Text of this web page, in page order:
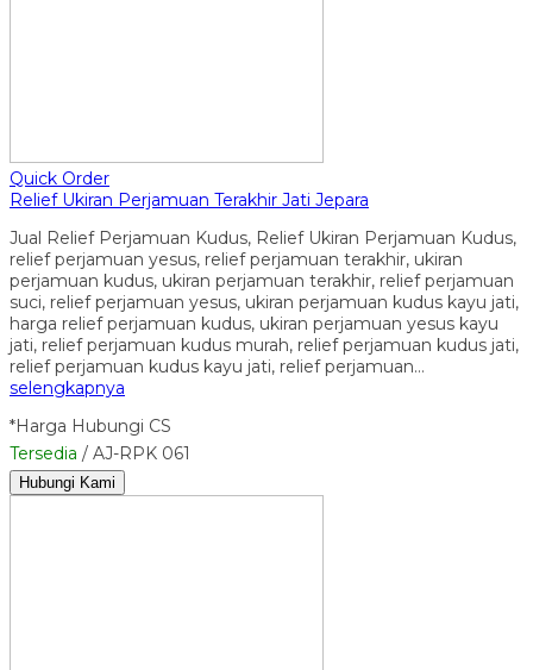
Quick Order
Relief Ukiran Perjamuan Terakhir Jati Jepara
Jual Relief Perjamuan Kudus, Relief Ukiran Perjamuan Kudus,
relief perjamuan yesus, relief perjamuan terakhir, ukiran
perjamuan kudus, ukiran perjamuan terakhir, relief perjamuan
suci, relief perjamuan yesus, ukiran perjamuan kudus kayu jati,
harga relief perjamuan kudus, ukiran perjamuan yesus kayu
jati, relief perjamuan kudus murah, relief perjamuan kudus jati,
relief perjamuan kudus kayu jati, relief perjamuan…
selengkapnya
*Harga Hubungi CS
Tersedia / AJ-RPK 061
Hubungi Kami